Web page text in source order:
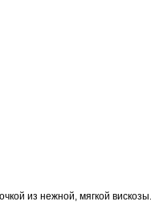
из нежной, мягкой